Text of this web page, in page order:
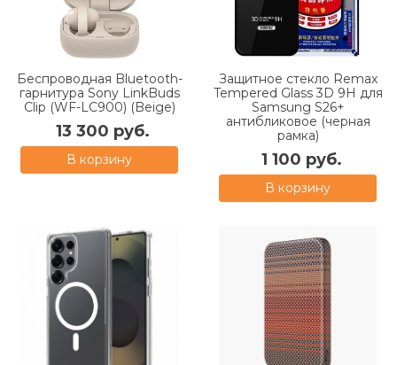
Беспроводная Bluetooth-
гарнитура Sony LinkBuds
Clip (WF-LC900) (Beige)
13 300 руб.
В корзину
Защитное стекло Remax
Tempered Glass 3D 9H для
Samsung S26+
антибликовое (черная
рамка)
1 100 руб.
В корзину